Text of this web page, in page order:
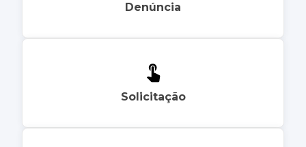
Denúncia
Solicitação